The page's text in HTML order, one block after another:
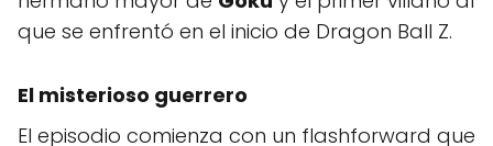
que se enfrentó en el inicio de Dragon Ball Z.
El misterioso guerrero
El episodio comienza con un flashforward que